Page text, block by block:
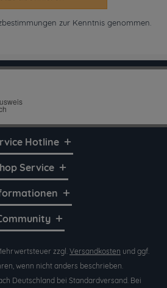
zur Kenntnis genommen.
Hotline
Service
zzgl. Versandkosten und ggf.
wenn nicht anders beschrieben.
Deutschland bei Standardversand. Bei